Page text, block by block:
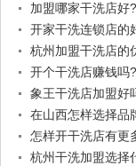
加盟哪家干洗店好
开家干洗连锁店的
杭州加盟干洗店的
开个干洗店赚钱吗
象王干洗店加盟好
在山西怎样选择品
怎样开干洗店有更
杭州干洗加盟选择